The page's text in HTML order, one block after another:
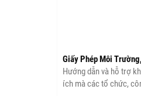
Giấy Phép Môi
Hướng dẫn và hỗ trợ
ích mà các tổ chức,